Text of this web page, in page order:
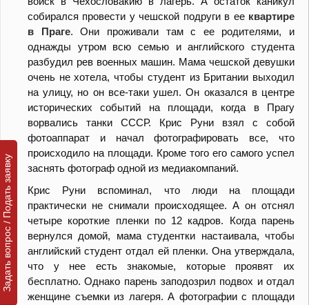
собирался провести у чешской подруги в ее квартире
в Праге. Они проживали там с ее родителями, и
однажды утром всю семью и английского студента
разбудил рев военных машин. Мама чешской девушки
очень не хотела, чтобы студент из Британии выходил
на улицу, но он все-таки ушел. Он оказался в центре
исторических событий на площади, когда в Прагу
ворвались танки СССР. Крис Руни взял с собой
фотоаппарат и начал фотографировать все, что
происходило на площади. Кроме того его самого успел
заснять фотограф одной из медиакомпаний.
Крис Руни вспоминал, что люди на площади
практически не снимали происходящее. А он отснял
четыре короткие пленки по 12 кадров. Когда парень
вернулся домой, мама студентки настаивала, чтобы
английский студент отдал ей пленки. Она утверждала,
что у нее есть знакомые, которые проявят их
бесплатно. Однако парень заподозрил подвох и отдал
женщине съемки из лагеря. А фотографии с площади
Задать вопрос / Подать заявку